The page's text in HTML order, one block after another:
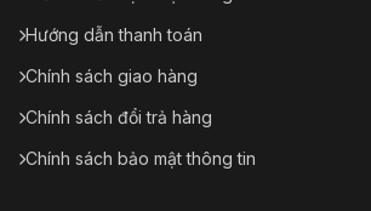
25 mm
35 mm 245 m (803.81 ft)
Hướng dẫn thanh toán
Chính sách giao hàng
Chính sách đổi trả hàng
Chính sách bảo mật thông tin